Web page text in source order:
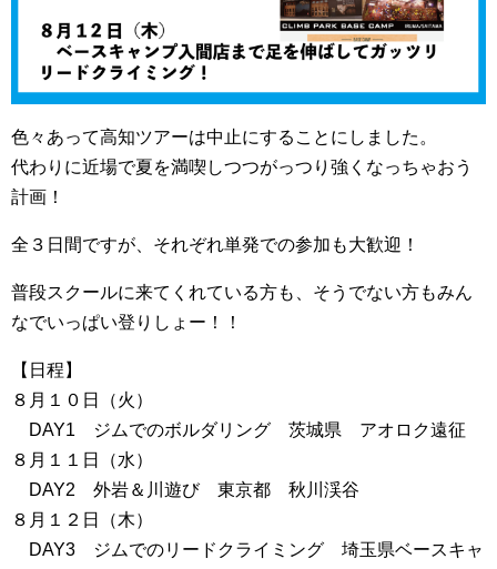
色々あって高知ツアーは中止にすることにしました。
代わりに近場で夏を満喫しつつがっつり強くなっちゃおう
計画！
全３日間ですが、それぞれ単発での参加も大歓迎！
普段スクールに来てくれている方も、そうでない方もみん
なでいっぱい登りしょー！！
【日程】
８月１０日（火）
DAY1 ジムでのボルダリング 茨城県 アオロク遠征
８月１１日（水）
DAY2 外岩＆川遊び 東京都 秋川渓谷
８月１２日（木）
DAY3 ジムでのリードクライミング 埼玉県ベースキャ